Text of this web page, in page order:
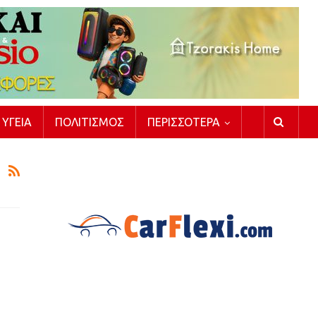
ΥΓΕΊΑ ΠΟΛΙΤΙΣΜΌΣ ΠΕΡΙΣΣΌΤΕΡΑ